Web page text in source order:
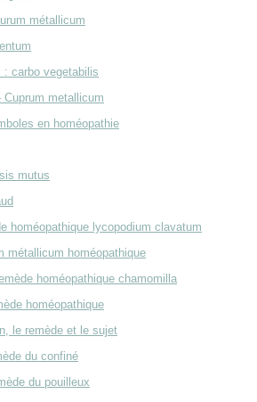
métallicum
: carbo vegetabilis
metallicum
en homéopathie
mutus
homéopathique lycopodium clavatum
métallicum homéopathique
homéopathique chamomilla
homéopathique
le remède et le sujet
du confiné
du pouilleux